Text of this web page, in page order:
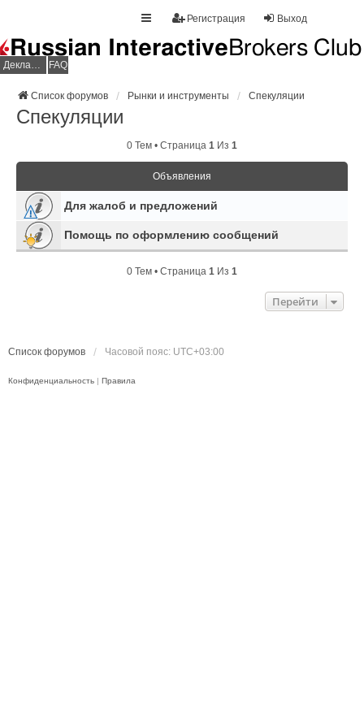
Выход
Регистрация
Декларация НДФЛ FAQ
Список форумов Рынки и инструменты Спекуляции
Спекуляции
0 Тем • Страница 1 Из 1
Объявления
Для жалоб и предложений
Помощь по оформлению сообщений
0 Тем • Страница 1 Из 1
Перейти
Список форумов Часовой пояс: UTC+03:00
Конфиденциальность | Правила